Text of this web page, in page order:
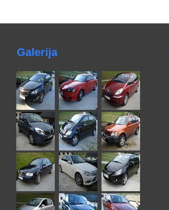
Galerija